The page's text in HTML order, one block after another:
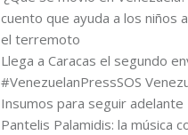
cuento que ayuda a los niños
el terremoto
Llega a Caracas el segundo
#VenezuelanPressSOS
Insumos para seguir adelante
Pantelis Palamidis: la música